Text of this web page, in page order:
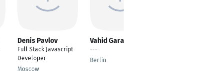
Denis Pavlov
Full Stack Javascript
Developer
Moscow
Vahid Garakani
---
Berlin